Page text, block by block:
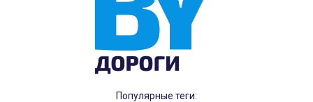
Популярные теги: